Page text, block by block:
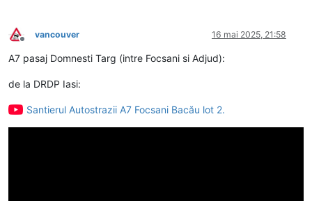
Deconectat
vancouver 16 mai 2025, 21:58
A7 pasaj Domnesti Targ (intre Focsani si Adjud):
de la DRDP Iasi:
Santierul Autostrazii A7 Focsani Bacău lot 2.